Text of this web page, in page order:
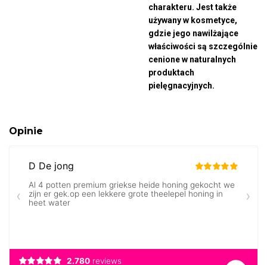
charakteru. Jest także
używany w kosmetyce,
gdzie jego nawilżające
właściwości są szczególnie
cenione w naturalnych
produktach
pielęgnacyjnych.
Opinie